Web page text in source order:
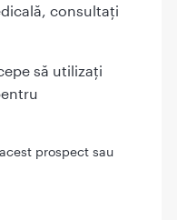
consultați
să utilizați
prospect sau